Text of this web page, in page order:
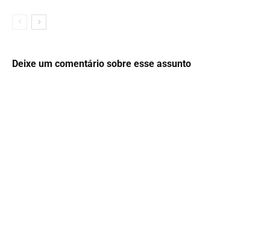
Deixe um comentário sobre esse assunto